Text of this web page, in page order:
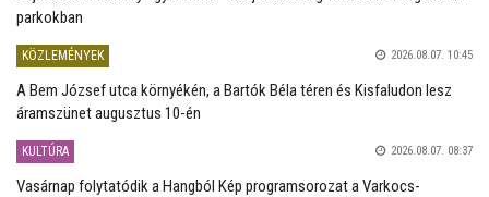
parkokban
KÖZLEMÉNYEK 2026.08.07. 10:45
A Bem József utca környékén, a Bartók Béla téren és Kisfaludon lesz
áramszünet augusztus 10-én
KULTÚRA 2026.08.07. 08:37
Vasárnap folytatódik a Hangból Kép programsorozat a Varkocs-